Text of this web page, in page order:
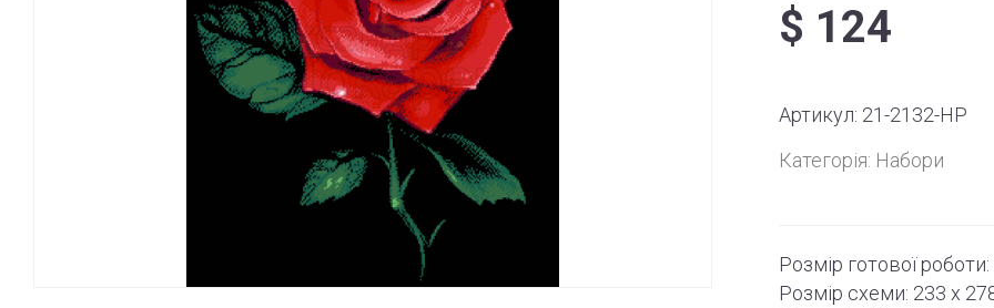
$ 124
Артикул: 21-2132-НР
Категорія: Набори
Розмір готової роботи:
Розмір схеми: 233 x